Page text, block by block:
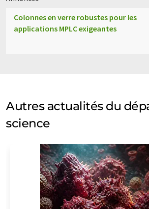
Colonnes en verre robustes pour les
applications MPLC exigeantes
Autres actualités du
science